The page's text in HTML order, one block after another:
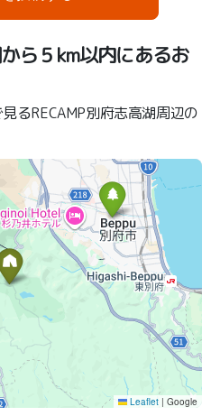
ら５km以内にあるお
るRECAMP別府志高湖周辺の